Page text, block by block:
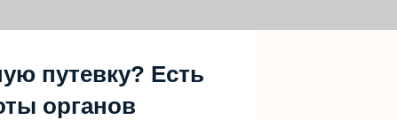
путевку? Есть
органов